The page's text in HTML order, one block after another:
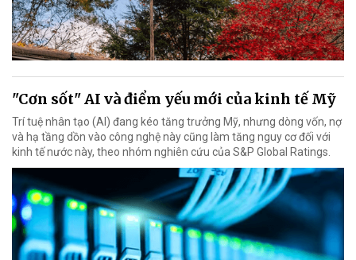
"Cơn sốt" AI và điểm yếu mới của kinh tế Mỹ
Trí tuệ nhân tạo (AI) đang kéo tăng trưởng Mỹ, nhưng dòng vốn, nợ
và hạ tầng dồn vào công nghệ này cũng làm tăng nguy cơ đối với
kinh tế nước này, theo nhóm nghiên cứu của S&P Global Ratings.